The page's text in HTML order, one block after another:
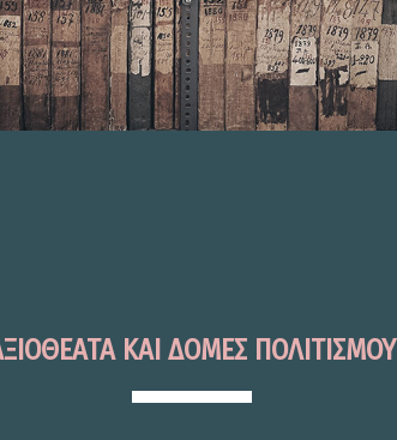
ΚΑΙ ΔΟΜΕΣ ΠΟΛΙΤΙΣΜΟΥ